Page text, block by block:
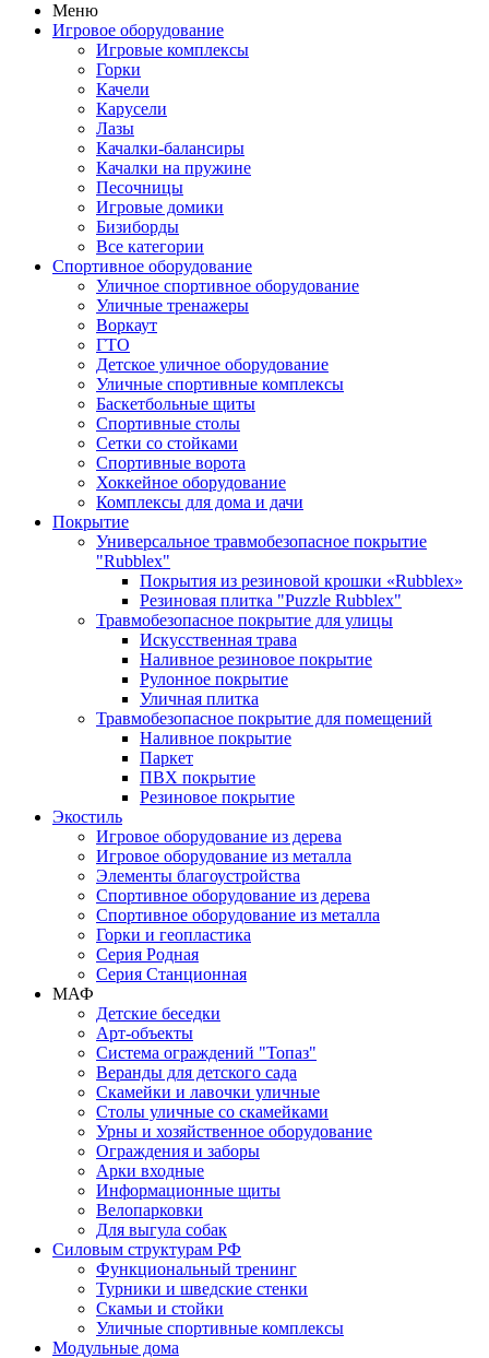
Меню
Игровое оборудование
Игровые комплексы
Горки
Качели
Карусели
Лазы
Качалки-балансиры
Качалки на пружине
Песочницы
Игровые домики
Бизиборды
Все категории
Спортивное оборудование
Уличное спортивное оборудование
Уличные тренажеры
Воркаут
ГТО
Детское уличное оборудование
Уличные спортивные комплексы
Баскетбольные щиты
Спортивные столы
Сетки со стойками
Спортивные ворота
Хоккейное оборудование
Комплексы для дома и дачи
Покрытие
Универсальное травмобезопасное покрытие
"Rubblex"
Покрытия из резиновой крошки «Rubblex»
Резиновая плитка "Puzzle Rubblex"
Травмобезопасное покрытие для улицы
Искусственная трава
Наливное резиновое покрытие
Рулонное покрытие
Уличная плитка
Травмобезопасное покрытие для помещений
Наливное покрытие
Паркет
ПВХ покрытие
Резиновое покрытие
Экостиль
Игровое оборудование из дерева
Игровое оборудование из металла
Элементы благоустройства
Спортивное оборудование из дерева
Спортивное оборудование из металла
Горки и геопластика
Серия Родная
Серия Станционная
МАФ
Детские беседки
Арт-объекты
Система ограждений "Топаз"
Веранды для детского сада
Скамейки и лавочки уличные
Столы уличные со скамейками
Урны и хозяйственное оборудование
Ограждения и заборы
Арки входные
Информационные щиты
Велопарковки
Для выгула собак
Силовым структурам РФ
Функциональный тренинг
Турники и шведские стенки
Скамьи и стойки
Уличные спортивные комплексы
Модульные дома